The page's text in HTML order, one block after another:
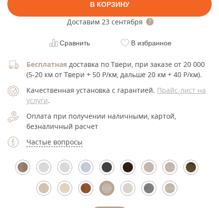
В КОРЗИНУ
Доставим 23 сентября
Сравнить В избранное
Бесплатная доставка по Твери, при заказе от 20 000
(5-20 км от Твери + 50 Р/км, дальше 20 км + 40 Р/км).
Качественная установка с гарантией. Прайс-лист на
услуги.
Оплата при получении наличными, картой,
безналичный расчет
Частые вопросы